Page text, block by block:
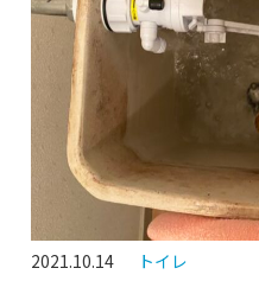
2021.10.14 トイレ